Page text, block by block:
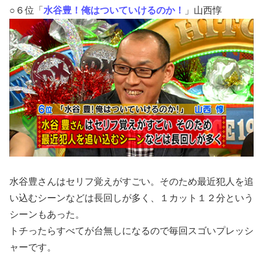
○６位「 水谷豊！俺はついていけるのか！ 」山西惇
水谷豊さんはセリフ覚えがすごい。そのため最近犯人を追
い込むシーンなどは長回しが多く、１カット１２分という
シーンもあった。
トチったらすべてが台無しになるので毎回スゴいプレッシ
ャーです。